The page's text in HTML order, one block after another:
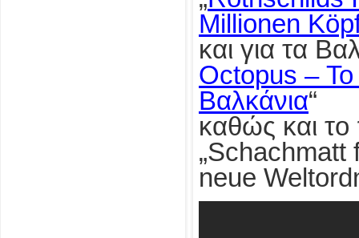
Millionen
και για τα
Octopus –
Βαλκάνια“
καθώς και
„Schachmatt
neue